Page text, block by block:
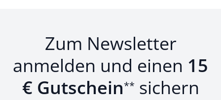
Zum Newsletter
anmelden und einen 15
€ Gutschein** sichern